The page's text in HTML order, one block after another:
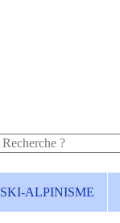
SKI-ALPINISME